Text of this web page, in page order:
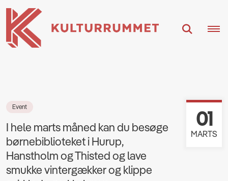
01
MARTS
Event
I hele marts måned kan du besøge
børnebiblioteket i Hurup,
Hanstholm og Thisted og lave
smukke vintergækker og klippe